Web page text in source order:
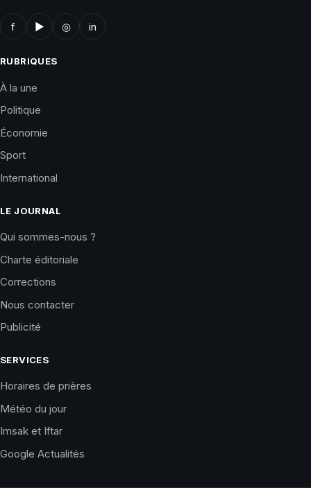
f ▶ ◎ in
RUBRIQUES
À la une
Politique
Économie
Sport
International
LE JOURNAL
Qui sommes-nous ?
Charte éditoriale
Corrections
Nous contacter
Publicité
SERVICES
Horaires de prières
Météo du jour
Imsak et Iftar
Google Actualités